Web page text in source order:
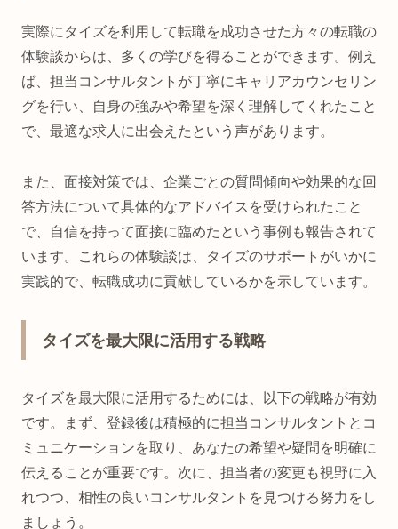
実際にタイズを利用して転職を成功させた方々の転職の
体験談からは、多くの学びを得ることができます。例え
ば、担当コンサルタントが丁寧にキャリアカウンセリン
グを行い、自身の強みや希望を深く理解してくれたこと
で、最適な求人に出会えたという声があります。
また、面接対策では、企業ごとの質問傾向や効果的な回
答方法について具体的なアドバイスを受けられたこと
で、自信を持って面接に臨めたという事例も報告されて
います。これらの体験談は、タイズのサポートがいかに
実践的で、転職成功に貢献しているかを示しています。
タイズを最大限に活用する戦略
タイズを最大限に活用するためには、以下の戦略が有効
です。まず、登録後は積極的に担当コンサルタントとコ
ミュニケーションを取り、あなたの希望や疑問を明確に
伝えることが重要です。次に、担当者の変更も視野に入
れつつ、相性の良いコンサルタントを見つける努力をし
ましょう。